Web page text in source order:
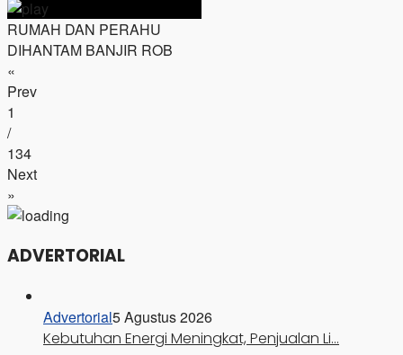
RUMAH DAN PERAHU
DIHANTAM BANJIR ROB
«
Prev
1
/
134
Next
»
ADVERTORIAL
Advertorial5 Agustus 2026
Kebutuhan Energi Meningkat, Penjualan Li…